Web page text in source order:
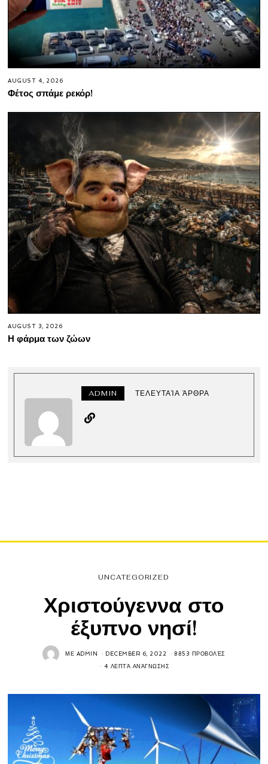
AUGUST 4, 2026
Φέτος σπάμε ρεκόρ!
AUGUST 3, 2026
Η φάρμα των ζώων
ADMIN ΤΕΛΕΥΤΑΊΑ ΆΡΘΡΑ
UNCATEGORIZED
Χριστούγεννα στο
έξυπνο νησί!
ΜΕ ADMIN DECEMBER 6, 2022 8853 ΠΡΟΒΟΛΈΣ
4 ΛΕΠΤΆ ΑΝΆΓΝΩΣΗΣ